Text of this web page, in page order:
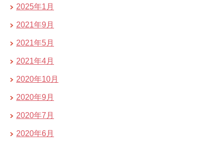
2025年1月
2021年9月
2021年5月
2021年4月
2020年10月
2020年9月
2020年7月
2020年6月